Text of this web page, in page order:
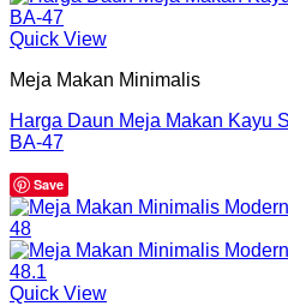
Quick View
Meja Makan Minimalis
Harga Daun Meja Makan Kayu
BA-47
Save
Quick View